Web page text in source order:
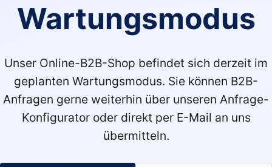
Wartungsmodus
Unser Online-B2B-Shop befindet sich derzeit im
geplanten Wartungsmodus. Sie können B2B-
Anfragen gerne weiterhin über unseren Anfrage-
Konfigurator oder direkt per E-Mail an uns
übermitteln.